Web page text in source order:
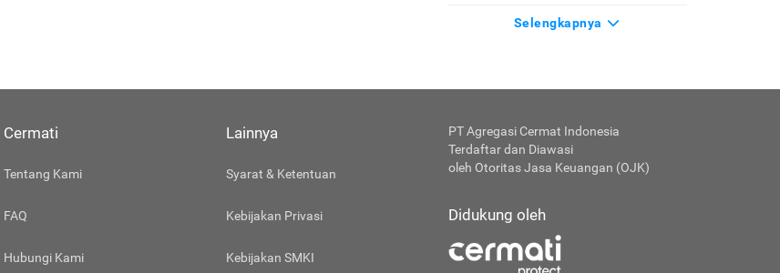
Selengkapnya
Cermati
Tentang Kami
FAQ
Hubungi Kami
Lainnya
Syarat & Ketentuan
Kebijakan Privasi
Kebijakan SMKI
PT Agregasi Cermat Indonesia
Terdaftar dan Diawasi
oleh Otoritas Jasa Keuangan (OJK)
Didukung oleh